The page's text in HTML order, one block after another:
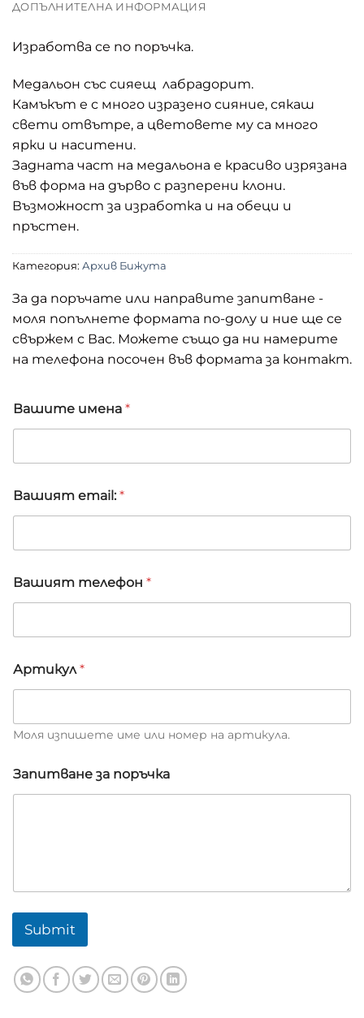
ДОПЪЛНИТЕЛНА ИНФОРМАЦИЯ
Изработва се по поръчка.
Медальон със сияещ лабрадорит.
Камъкът е с много изразено сияние, сякаш
свети отвътре, а цветовете му са много
ярки и наситени.
Задната част на медальона е красиво изрязана
във форма на дърво с разперени клони.
Възможност за изработка и на обеци и
пръстен.
Категория: Архив Бижута
За да поръчате или направите запитване -
моля попълнете формата по-долу и ние ще се
свържем с Вас. Можете също да ни намерите
на телефона посочен във формата за контакт.
Вашите имена *
m
a
l
В
а
ш
т
Вашият email: *
Вашият телефон *
Артикул*
Моля изпишете име или номер на артикула.
Запитване за поръчка
Submit